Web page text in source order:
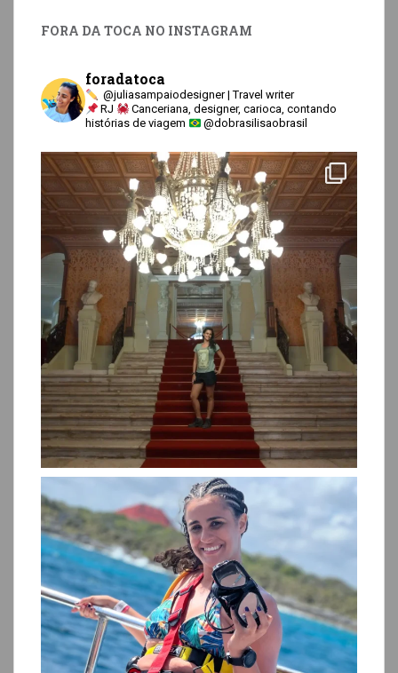
FORA DA TOCA NO INSTAGRAM
foradatoca
@juliasampaiodesigner | Travel writer
RJ
Canceriana, designer, carioca, contando
histórias de viagem
@dobrasilisaobrasil